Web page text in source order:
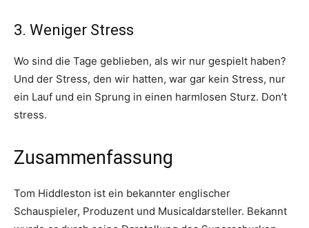
3. Weniger Stress
Wo sind die Tage geblieben, als wir nur gespielt haben?
Und der Stress, den wir hatten, war gar kein Stress, nur
ein Lauf und ein Sprung in einen harmlosen Sturz. Don’t
stress.
Zusammenfassung
Tom Hiddleston ist ein bekannter englischer
Schauspieler, Produzent und Musicaldarsteller. Bekannt